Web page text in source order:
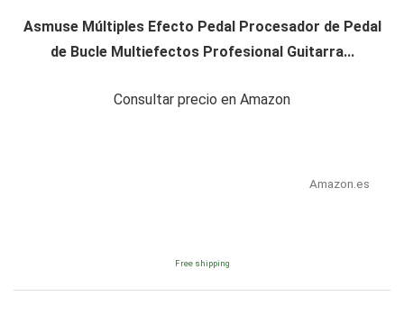
Asmuse Múltiples Efecto Pedal Procesador de Pedal
de Bucle Multiefectos Profesional Guitarra...
Consultar precio en Amazon
Amazon.es
Free shipping